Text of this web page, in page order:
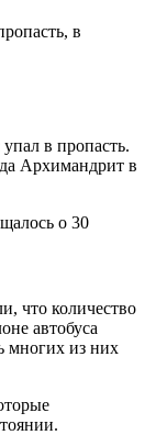
в
в пропасть.
Архимандрит в
о 30
что количество
автобуса
многих из них